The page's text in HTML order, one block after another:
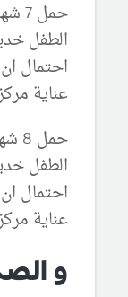
الطفل
احتمال
عناية
الطفل
احتمال
عناية
و